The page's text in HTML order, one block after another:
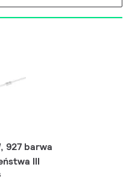
927 barwa
III